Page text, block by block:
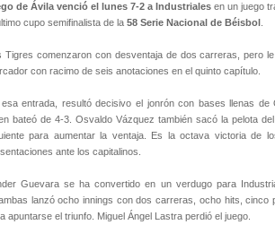
de Ávila venció el lunes 7-2 a Industriales en un juego
cupo semifinalista de la 58 Serie Nacional de Béisbol
Tigres comenzaron con desventaja de dos carreras, pero
con racimo de seis anotaciones en el quinto capítulo.
esa entrada, resultó decisivo el jonrón con bases llenas de
bateó de 4-3. Osvaldo Vázquez también sacó la pelota
para aumentar la ventaja. Es la octava victoria de
ante los capitalinos.
Guevara se ha convertido en un verdugo para
lanzó ocho innings con dos carreras, ocho hits, cinco
apuntarse el triunfo. Miguel Ángel Lastra perdió el juego.